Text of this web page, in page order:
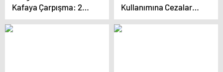
Kafaya Çarpışma: 2
Yaralı
Kullanımına Cezalar
Kesildi